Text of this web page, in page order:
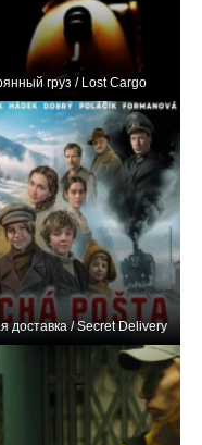
груз / Lost Cargo
доставка / Secret Delivery